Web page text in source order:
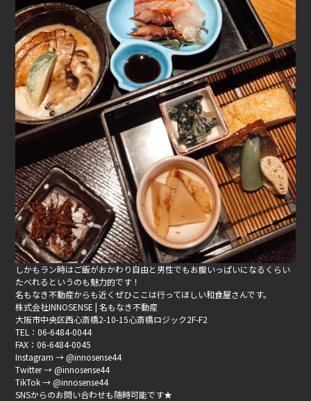
しかもラン時はご飯がおかわり自由と男性でもお腹いっぱいになるくらい
たべれるというのも魅力的です！
名もなき不動産からも近くぜひここは行ってほしい和食屋さんです。
株式会社INNOSENSE | 名もなき不動産
大阪市中央区西心斎橋2-10-15心斎橋ロジック2F-F2
TEL：06-6484-0044
FAX：06-6484-0045
Instagram → @innosense44
Twitter → @innosense44
TikTok → @innosense44
SNSからのお問い合わせも随時可能です★